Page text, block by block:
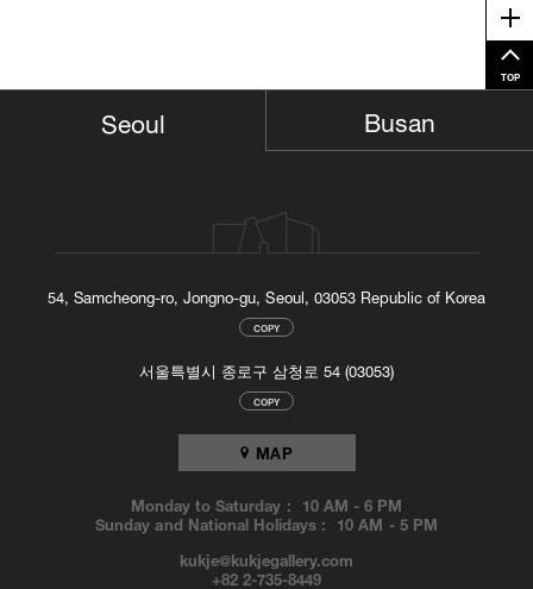
TOP
Seoul
54, Samcheong-ro, Jongno-gu, Seoul, 03053 Republic of Korea
COPY
서울특별시 종로구 삼청로 54 (03053)
COPY
MAP
Monday to Saturday : 10 AM -6 PM
Sunday and National Holidays : 10 AM -5 PM
kukje@kukjegallery.com
+82 2-735-8449
Busan